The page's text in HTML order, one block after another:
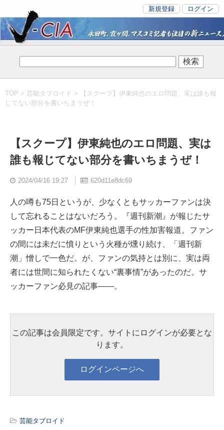
新規登録 ログイン
TOP > 芸能タブロイド > 【スクープ】伊東純也のエロ問題、実は誰も報
じてない部分を書いちまうぜ！
【スクープ】伊東純也のエロ問題、実は
誰も報じてない部分を書いちまうぜ！
2024/04/16 19:27 620d11e8dc69
人の噂も75日というが、少なくともサッカーファンは決
して忘れることはないだろう。『週刊新潮』が報じたサ
ッカー日本代表のMF伊東純也選手の性加害報道。ファン
の間には未だに憤りという火種が燻り続け、「週刊新
潮」憎しで一色だ。が、ファンの気持とは別に、実は両
者には世間に知られたくない“裏事情”があったのだ。サ
ッカーファン必見の記事――。
この記事は会員限定です。サイトにログインが必要とな
ります。
芸能タブロイド